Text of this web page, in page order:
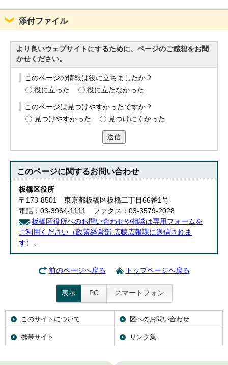
添付ファイル
より良いウェブサイトにするために、ページのご感想をお聞
かせください。
このページの情報は役に立ちましたか？
役に立った
役に立たなかった
このページは見つけやすかったですか？
見つけやすかった
見つけにくかった
送信
このページに関するお問い合わせ
板橋区役所
〒173-8501 東京都板橋区板橋二丁目66番1号
電話：03-3964-1111 ファクス：03-3579-2028
板橋区役所へのお問い合わせや相談は専用フォームを
ご利用ください（政策経営部 広聴広報課に送信されま
す）。
前のページへ戻る トップページへ戻る
表示 PC スマートフォン
このサイトについて 区へのお問い合わせ
携帯サイト リンク集